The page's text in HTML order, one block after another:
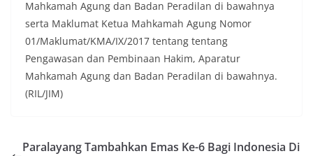
Mahkamah Agung dan Badan Peradilan di bawahnya
serta Maklumat Ketua Mahkamah Agung Nomor
01/Maklumat/KMA/IX/2017 tentang tentang
Pengawasan dan Pembinaan Hakim, Aparatur
Mahkamah Agung dan Badan Peradilan di bawahnya.
(RIL/JIM)
Paralayang Tambahkan Emas Ke-6 Bagi Indonesia Di